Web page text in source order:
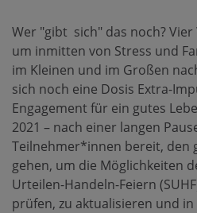
Wer "gibt sich" das noch?
um inmitten von Stress und
im Kleinen und im Großen
sich noch eine Dosis Extra-
Engagement für ein gutes
2021 – nach einer langen
Teilnehmer*innen bereit, den
gehen, um die Möglichkeiten
Urteilen-Handeln-Feiern
prüfen, zu aktualisieren und in